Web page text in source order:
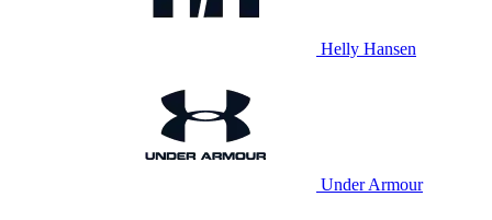
Helly Hansen
Under Armour